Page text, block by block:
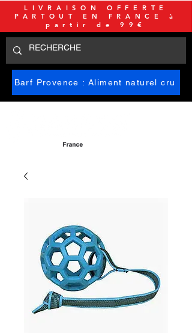
Barf Provence : Aliment naturel cru
LIVRAISON OFFERTE
PARTOUT EN FRANCE à
partir de 99€